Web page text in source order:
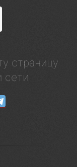
страницу
сети